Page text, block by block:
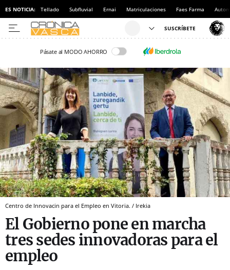
ES NOTICIA: Tellado Subfluvial Ernai Matriculaciones Faes Farma
Pásate al MODO AHORRO
Centro de Innovacin para el Empleo en Vitoria. / Irekia
El Gobierno pone en marcha
tres sedes innovadoras para el
empleo